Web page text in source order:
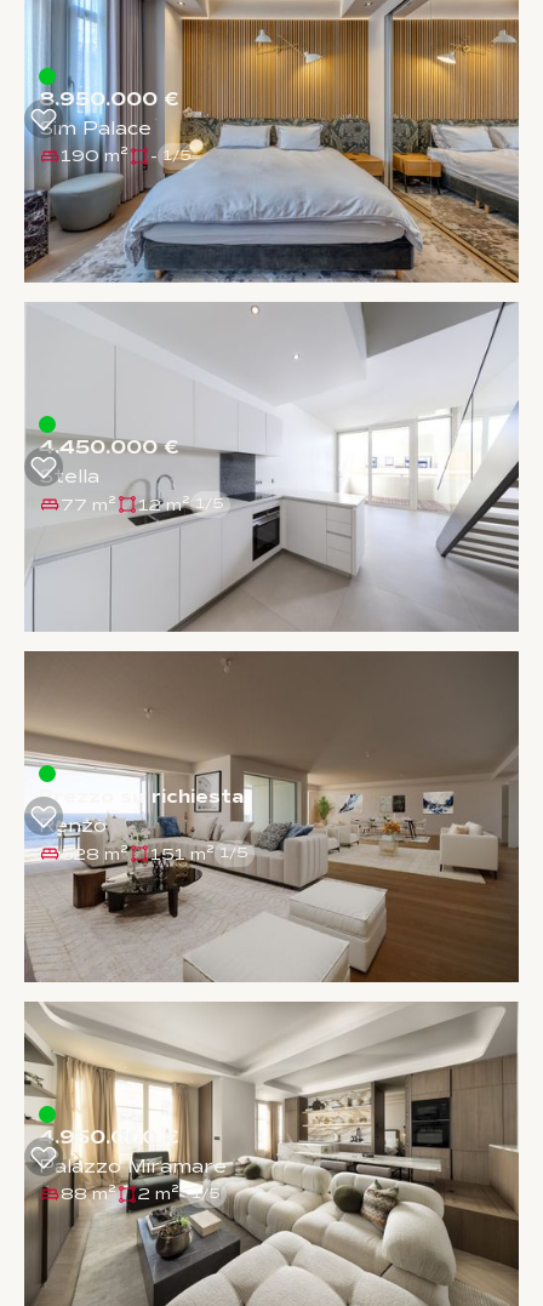
8.950.000 €
Sim Palace
190 m² - 1/5
4.450.000 €
Stella
77 m² 12 m² 1/5
Prezzo su richiesta
Renzo
528 m² 151 m² 1/5
4.950.000 €
Palazzo Miramare
88 m² 2 m² 1/5